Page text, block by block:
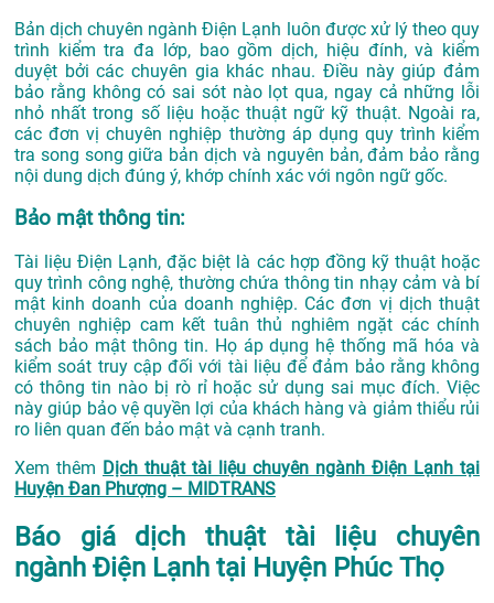
Bản dịch chuyên ngành Điện Lạnh luôn được xử lý theo quy
trình kiểm tra đa lớp, bao gồm dịch, hiệu đính, và kiểm
duyệt bởi các chuyên gia khác nhau. Điều này giúp đảm
bảo rằng không có sai sót nào lọt qua, ngay cả những lỗi
nhỏ nhất trong số liệu hoặc thuật ngữ kỹ thuật. Ngoài ra,
các đơn vị chuyên nghiệp thường áp dụng quy trình kiểm
tra song song giữa bản dịch và nguyên bản, đảm bảo rằng
nội dung dịch đúng ý, khớp chính xác với ngôn ngữ gốc.
Bảo mật thông tin:
Tài liệu Điện Lạnh, đặc biệt là các hợp đồng kỹ thuật hoặc
quy trình công nghệ, thường chứa thông tin nhạy cảm và bí
mật kinh doanh của doanh nghiệp. Các đơn vị dịch thuật
chuyên nghiệp cam kết tuân thủ nghiêm ngặt các chính
sách bảo mật thông tin. Họ áp dụng hệ thống mã hóa và
kiểm soát truy cập đối với tài liệu để đảm bảo rằng không
có thông tin nào bị rò rỉ hoặc sử dụng sai mục đích. Việc
này giúp bảo vệ quyền lợi của khách hàng và giảm thiểu rủi
ro liên quan đến bảo mật và cạnh tranh.
Xem thêm Dịch thuật tài liệu chuyên ngành Điện Lạnh tại
Huyện Đan Phượng – MIDTRANS
Báo giá dịch thuật tài liệu chuyên
ngành Điện Lạnh tại Huyện Phúc Thọ